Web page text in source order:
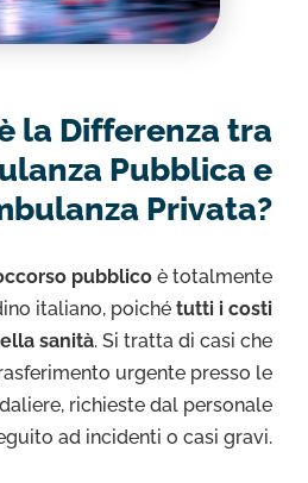
la Differenza tra
Pubblica e
Privata?
pubblico è totalmente
italiano, poiché tutti i costi
sanità. Si tratta di casi che
urgente presso le
richieste dal personale
ad incidenti o casi gravi.